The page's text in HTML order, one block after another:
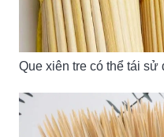
Que xiên tre có thể tái